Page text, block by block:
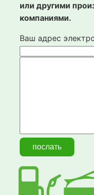
или другими
компаниями.
Ваш адрес